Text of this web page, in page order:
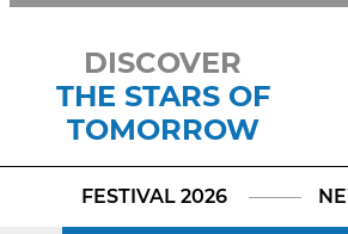
DISCOVER
THE STARS OF
TOMORROW
FESTIVAL 2026